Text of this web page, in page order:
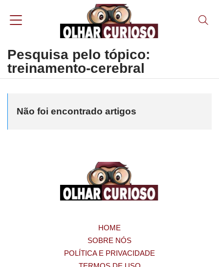
Pesquisa pelo tópico:
treinamento-cerebral
Não foi encontrado artigos
HOME
SOBRE NÓS
POLÍTICA E PRIVACIDADE